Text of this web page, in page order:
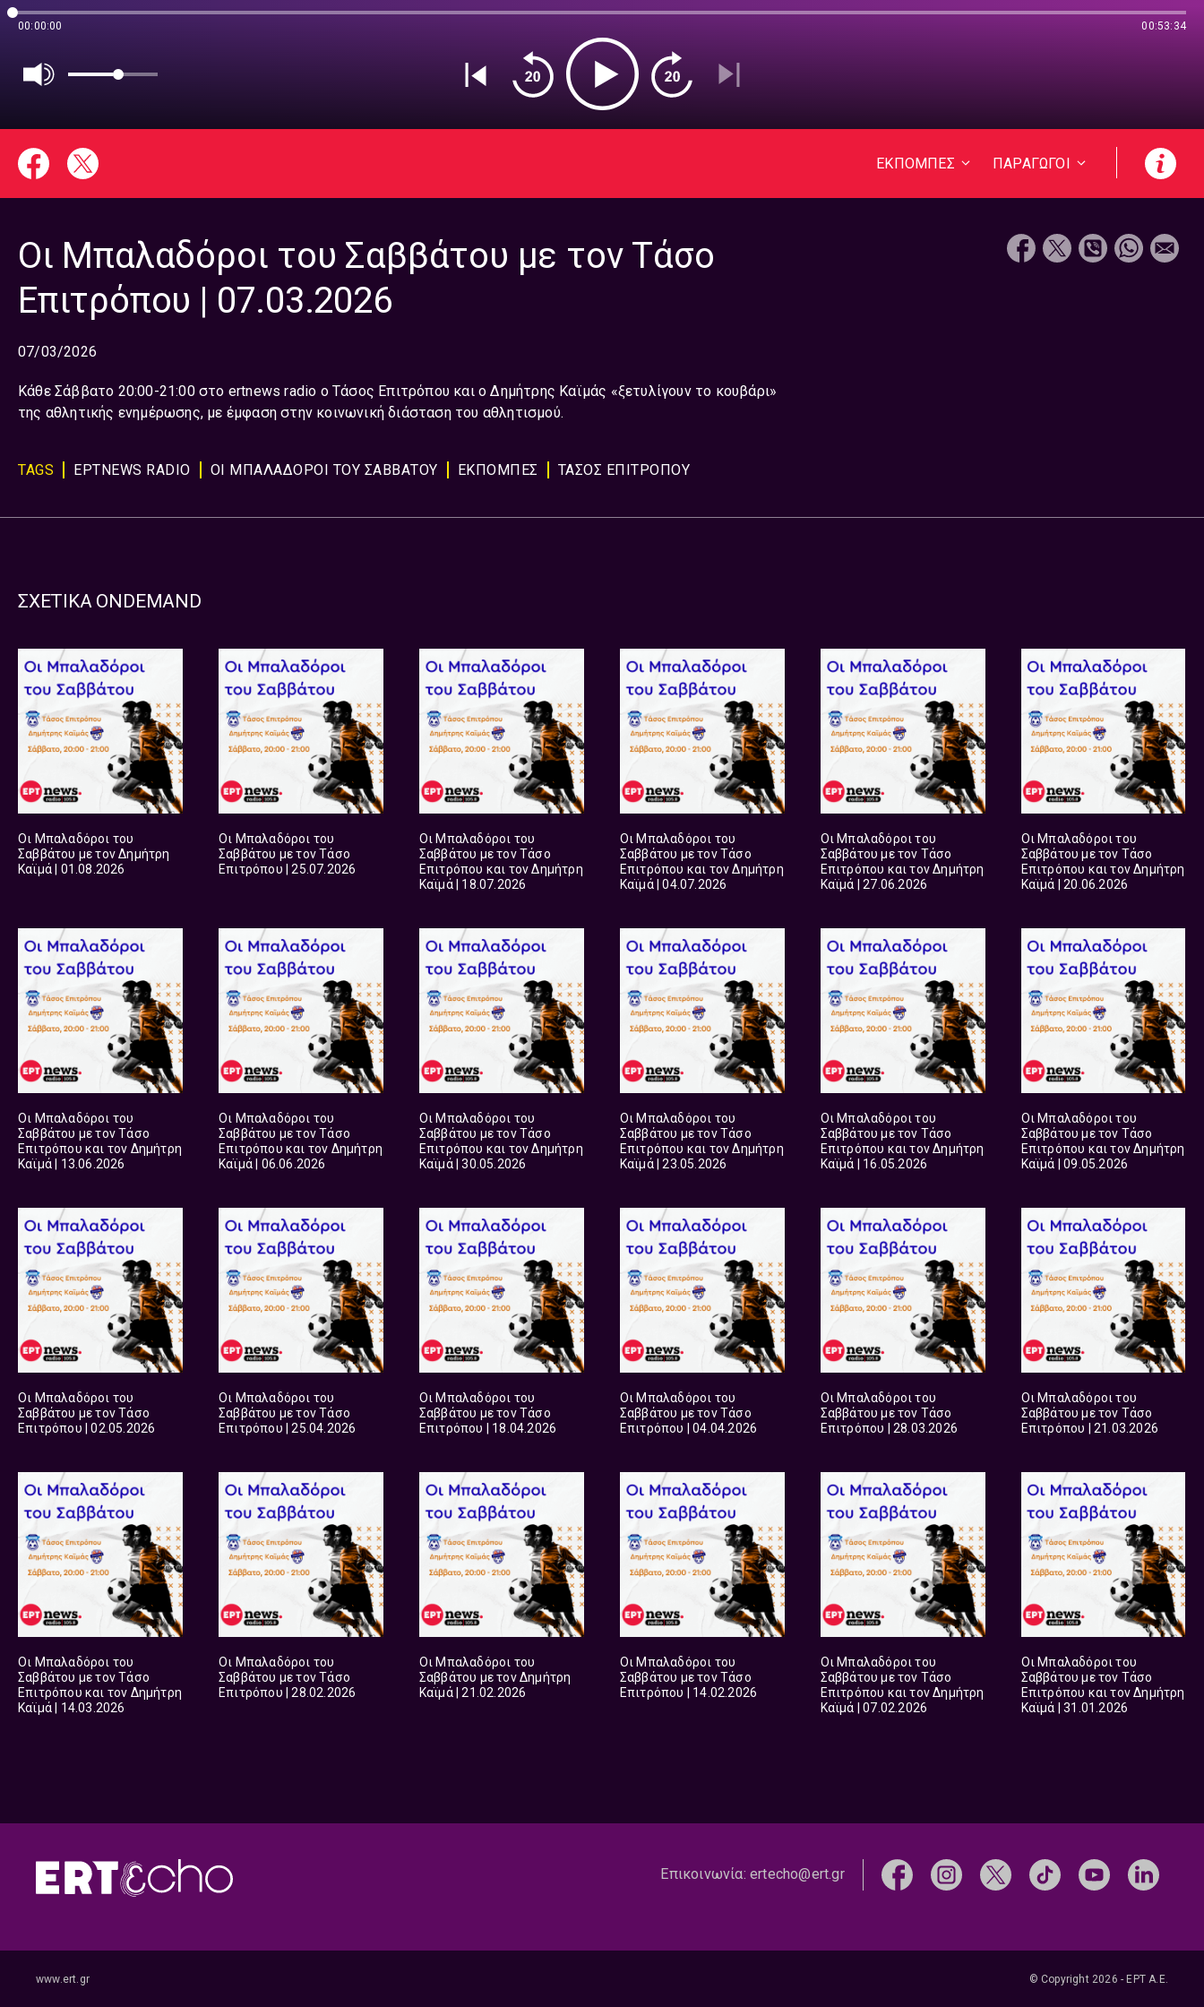
00:00:00 00:53:34
ΕΚΠΟΜΠΕΣ ΠΑΡΑΓΩΓΟΙ
Οι Μπαλαδόροι του Σαββάτου με τον Τάσο
Επιτρόπου | 07.03.2026
07/03/2026
Κάθε Σάββατο 20:00-21:00 στο ertnews radio ο Τάσος Επιτρόπου και ο Δημήτρης Καϊμάς «ξετυλίγουν το κουβάρι»
της αθλητικής ενημέρωσης, με έμφαση στην κοινωνική διάσταση του αθλητισμού.
TAGS ΕΡΤNEWS RADIO ΟΙ ΜΠΑΛΑΔΟΡΟΙ ΤΟΥ ΣΑΒΒΑΤΟΥ ΕΚΠΟΜΠΈΣ ΤΑΣΟΣ ΕΠΙΤΡΟΠΟΥ
ΣΧΕΤΙΚΑ ONDEMAND
Οι Μπαλαδόροι του
Σαββάτου με τον Δημήτρη
Καϊμά | 01.08.2026
Οι Μπαλαδόροι του
Σαββάτου με τον Τάσο
Επιτρόπου | 25.07.2026
Οι Μπαλαδόροι του
Σαββάτου με τον Τάσο
Επιτρόπου και τον Δημήτρη
Καϊμά | 18.07.2026
Οι Μπαλαδόροι του
Σαββάτου με τον Τάσο
Επιτρόπου και τον Δημήτρη
Καϊμά | 04.07.2026
Οι Μπαλαδόροι του
Σαββάτου με τον Τάσο
Επιτρόπου και τον Δημήτρη
Καϊμά | 27.06.2026
Οι Μπαλαδόροι του
Σαββάτου με τον Τάσο
Επιτρόπου και τον Δημήτρη
Καϊμά | 20.06.2026
Οι Μπαλαδόροι του
Σαββάτου με τον Τάσο
Επιτρόπου και τον Δημήτρη
Καϊμά | 13.06.2026
Οι Μπαλαδόροι του
Σαββάτου με τον Τάσο
Επιτρόπου και τον Δημήτρη
Καϊμά | 06.06.2026
Οι Μπαλαδόροι του
Σαββάτου με τον Τάσο
Επιτρόπου και τον Δημήτρη
Καϊμά | 30.05.2026
Οι Μπαλαδόροι του
Σαββάτου με τον Τάσο
Επιτρόπου και τον Δημήτρη
Καϊμά | 23.05.2026
Οι Μπαλαδόροι του
Σαββάτου με τον Τάσο
Επιτρόπου και τον Δημήτρη
Καϊμά | 16.05.2026
Οι Μπαλαδόροι του
Σαββάτου με τον Τάσο
Επιτρόπου και τον Δημήτρη
Καϊμά | 09.05.2026
Οι Μπαλαδόροι του
Σαββάτου με τον Τάσο
Επιτρόπου | 02.05.2026
Οι Μπαλαδόροι του
Σαββάτου με τον Τάσο
Επιτρόπου | 25.04.2026
Οι Μπαλαδόροι του
Σαββάτου με τον Τάσο
Επιτρόπου | 18.04.2026
Οι Μπαλαδόροι του
Σαββάτου με τον Τάσο
Επιτρόπου | 04.04.2026
Οι Μπαλαδόροι του
Σαββάτου με τον Τάσο
Επιτρόπου | 28.03.2026
Οι Μπαλαδόροι του
Σαββάτου με τον Τάσο
Επιτρόπου | 21.03.2026
Οι Μπαλαδόροι του
Σαββάτου με τον Τάσο
Επιτρόπου και τον Δημήτρη
Καϊμά | 14.03.2026
Οι Μπαλαδόροι του
Σαββάτου με τον Τάσο
Επιτρόπου | 28.02.2026
Οι Μπαλαδόροι του
Σαββάτου με τον Δημήτρη
Καϊμά | 21.02.2026
Οι Μπαλαδόροι του
Σαββάτου με τον Τάσο
Επιτρόπου | 14.02.2026
Οι Μπαλαδόροι του
Σαββάτου με τον Τάσο
Επιτρόπου και τον Δημήτρη
Καϊμά | 07.02.2026
Οι Μπαλαδόροι του
Σαββάτου με τον Τάσο
Επιτρόπου και τον Δημήτρη
Καϊμά | 31.01.2026
Επικοινωνία:ertecho@ert.gr
www.ert.gr © Copyright 2026 - ΕΡΤ Α.Ε.